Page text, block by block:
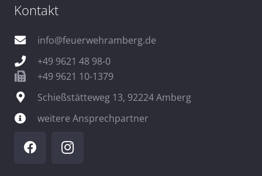
Kontakt
info@feuerwehramberg.de
+49 9621 48 98-0
+49 9621 10-1379
Schießstätteweg 13, 92224 Amberg
weitere Ansprechpartner